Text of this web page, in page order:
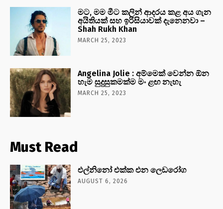
මට, මම මීට කලින් ආදරය කළ අය ගැන
අයිතියක් සහ ඉරිසියාවක් දැනෙනවා –
Shah Rukh Khan
MARCH 25, 2023
Angelina Jolie : අම්මෙක් වෙන්න ඕන
හැම සුදුසුකමක්ම මං ළඟ නැහැ
MARCH 25, 2023
Must Read
එල්නිනෝ එක්ක එන ලෙඩරෝග
AUGUST 6, 2026